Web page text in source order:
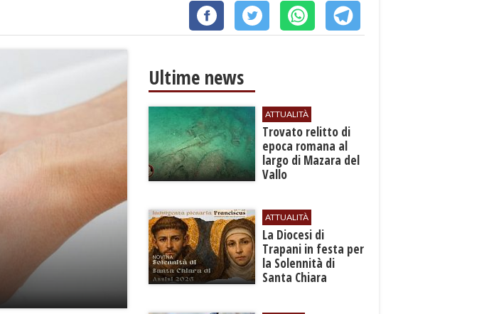
Ultime news
ATTUALITÀ
​Trovato relitto di
epoca romana al
largo di Mazara del
Vallo
ATTUALITÀ
La Diocesi di
Trapani in festa per
la Solennità di
Santa Chiara